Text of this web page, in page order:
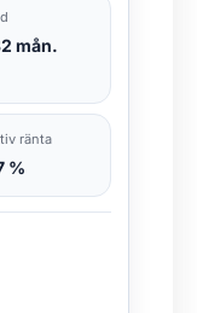
mån.
ränta
%